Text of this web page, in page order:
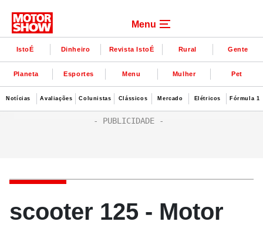
Menu
IstoÉ Dinheiro Revista IstoÉ Rural Gente
Planeta Esportes Menu Mulher Pet
Notícias Avaliações Colunistas Clássicos Mercado Elétricos Fórmula 1
scooter 125 - Motor